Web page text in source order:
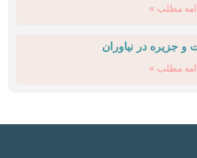
مطلب »
و جزیره در نیاوران
مطلب »